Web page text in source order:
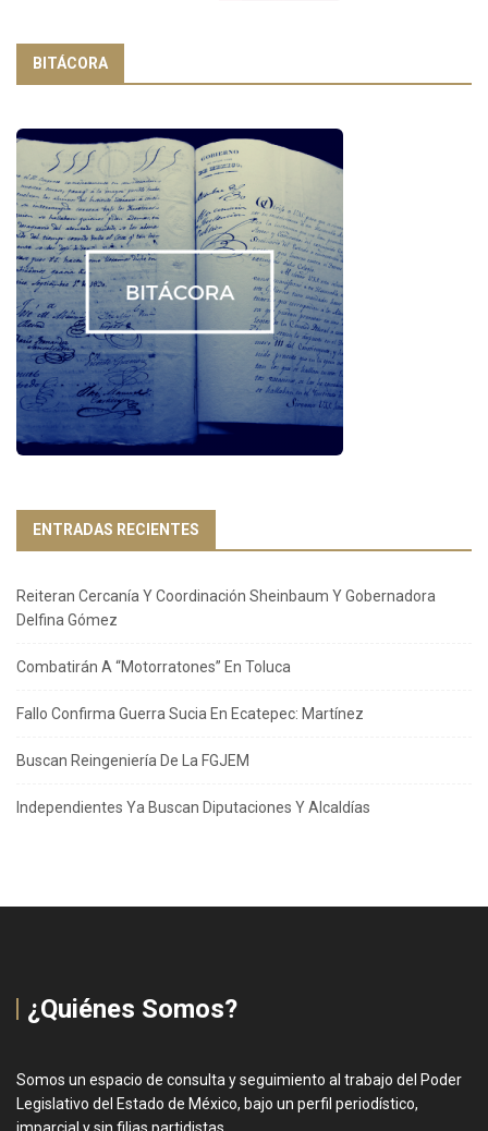
BITÁCORA
ENTRADAS RECIENTES
Reiteran Cercanía Y Coordinación Sheinbaum Y Gobernadora
Delfina Gómez
Combatirán A “Motorratones” En Toluca
Fallo Confirma Guerra Sucia En Ecatepec: Martínez
Buscan Reingeniería De La FGJEM
Independientes Ya Buscan Diputaciones Y Alcaldías
¿Quiénes Somos?
Somos un espacio de consulta y seguimiento al trabajo del Poder
Legislativo del Estado de México, bajo un perfil periodístico,